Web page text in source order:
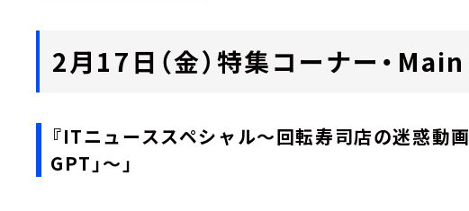
2月17日（金）特集コーナー・
『ITニューススペシャル～回転寿司店の迷惑動
GPT」～」